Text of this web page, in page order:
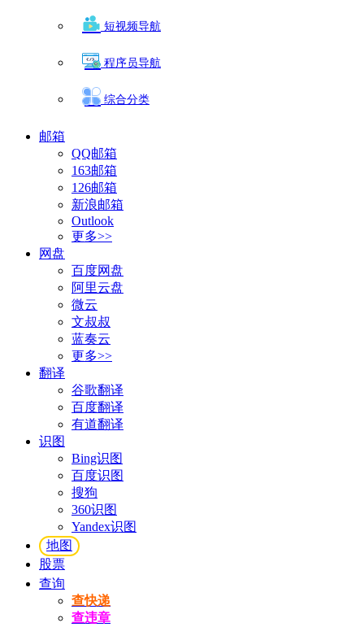
短视频导航
程序员导航
综合分类
邮箱
QQ邮箱
163邮箱
126邮箱
新浪邮箱
Outlook
更多>>
网盘
百度网盘
阿里云盘
微云
文叔叔
蓝奏云
更多>>
翻译
谷歌翻译
百度翻译
有道翻译
识图
Bing识图
百度识图
搜狗
360识图
Yandex识图
地图
股票
查询
查快递
查违章